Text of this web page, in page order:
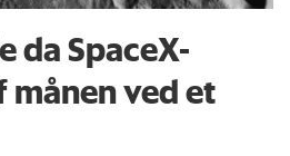
da SpaceX-
ved et